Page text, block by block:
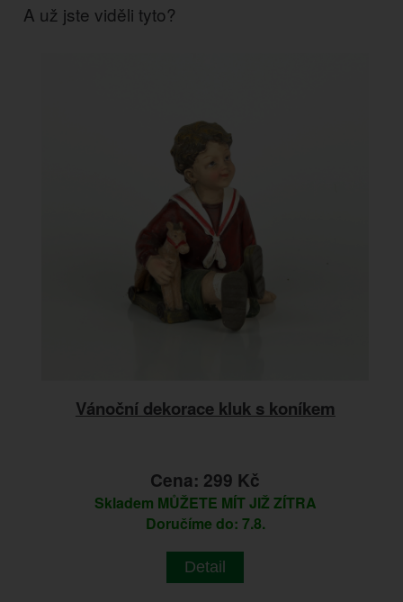
A už jste viděli tyto?
Vánoční dekorace kluk s koníkem
Cena: 299 Kč
Skladem MŮŽETE MÍT JIŽ ZÍTRA
Doručíme do: 7.8.
Detail